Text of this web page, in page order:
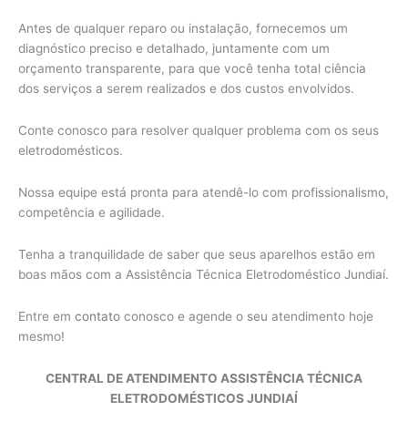
Antes de qualquer reparo ou instalação, fornecemos um
diagnóstico preciso e detalhado, juntamente com um
orçamento transparente, para que você tenha total ciência
dos serviços a serem realizados e dos custos envolvidos.
Conte conosco para resolver qualquer problema com os seus
eletrodomésticos.
Nossa equipe está pronta para atendê-lo com profissionalismo,
competência e agilidade.
Tenha a tranquilidade de saber que seus aparelhos estão em
boas mãos com a Assistência Técnica Eletrodoméstico Jundiaí.
Entre em contato conosco e agende o seu atendimento hoje
mesmo!
CENTRAL DE ATENDIMENTO ASSISTÊNCIA TÉCNICA
ELETRODOMÉSTICOS JUNDIAÍ